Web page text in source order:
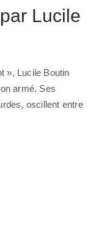
Lucile
», Lucile Boutin
armé. Ses
oscillent entre